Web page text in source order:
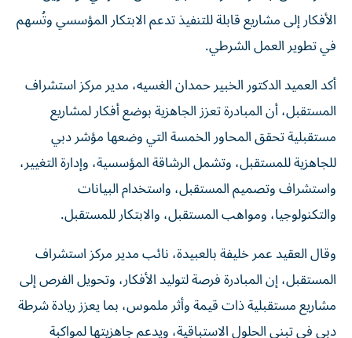
الأفكار إلى مشاريع قابلة للتنفيذ تدعم الابتكار المؤسسي وتُسهم
في تطوير العمل الشرطي.
أكد العميد الدكتور الخبير حمدان الغسيه، مدير مركز استشراف
المستقبل، أن المبادرة تعزز الجاهزية بوضع أفكار لمشاريع
مستقبلية تحقق المحاور الخمسة التي وضعها مؤشر دبي
للجاهزية للمستقبل، وتشمل الرشاقة المؤسسية، وإدارة التغيير،
واستشراف وتصميم المستقبل، واستخدام البيانات
والتكنولوجيا، ومواهب المستقبل، والابتكار للمستقبل.
وقال العقيد عمر خليفة بالعبيدة، نائب مدير مركز استشراف
المستقبل، إن المبادرة فرصة لتوليد الأفكار، وتحويل الفرص إلى
مشاريع مستقبلية ذات قيمة وأثر ملموس، بما يعزز ريادة شرطة
دبي في تبني الحلول الاستباقية، ويدعم جاهزيتها لمواكبة